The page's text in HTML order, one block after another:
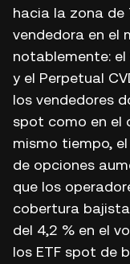
hacia la zona de
vendedora en el
notablemente: el
y el Perpetual
los vendedores
spot como en el
mismo tiempo,
de opciones
que los
cobertura
del 4,2 % en el
los ETF spot de